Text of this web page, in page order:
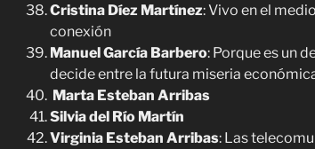
Cristina Díez Martínez: Vivo en el
conexión
Manuel García Barbero: Porque es un
decide entre la futura miseria
Marta Esteban Arribas
Silvia del Río Martín
Virginia Esteban Arribas: Las